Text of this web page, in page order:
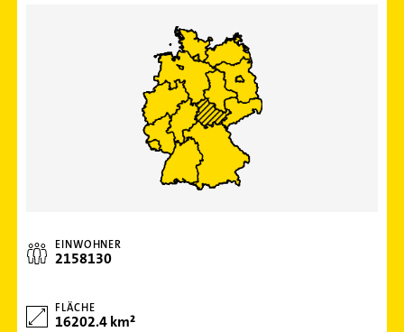
EINWOHNER
2158130
FLÄCHE
16202.4 km²